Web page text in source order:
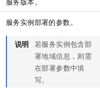
服务实例部署的参数。
说明 若服务实例包含部
署地域信息，则需
在部署参数中填
写。